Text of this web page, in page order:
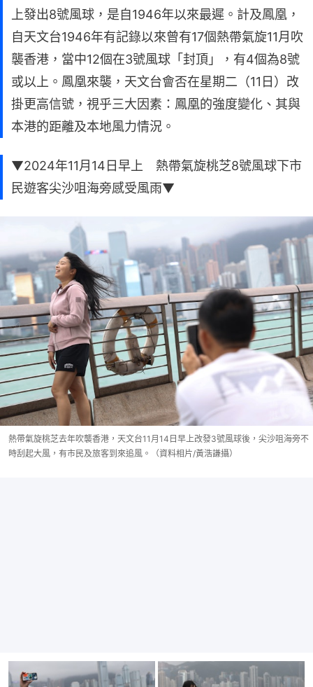
上發出8號風球，是自1946年以來最遲。計及鳳凰，
自天文台1946年有記錄以來曾有17個熱帶氣旋11月吹
襲香港，當中12個在3號風球「封頂」，有4個為8號
或以上。鳳凰來襲，天文台會否在星期二（11日）改
掛更高信號，視乎三大因素：鳳凰的強度變化、其與
本港的距離及本地風力情況。
▼2024年11月14日早上 熱帶氣旋桃芝8號風球下市
民遊客尖沙咀海旁感受風雨▼
熱帶氣旋桃芝去年吹襲香港，天文台11月14日早上改發3號風球後，尖沙咀海旁不
時刮起大風，有市民及旅客到來追風。（資料相片/黃浩謙攝）